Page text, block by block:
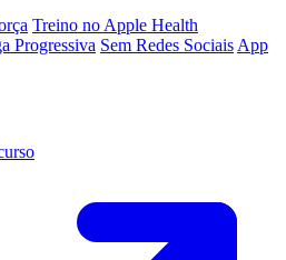
Treino no Apple Health
Progressiva Sem Redes Sociais App